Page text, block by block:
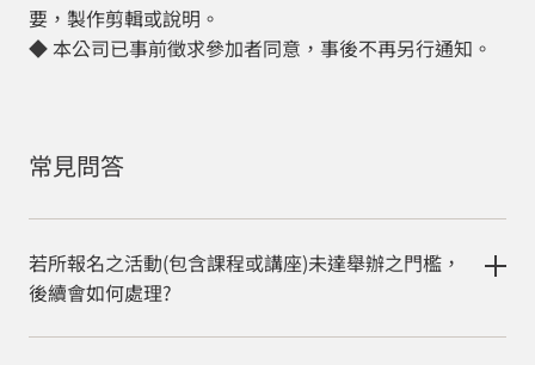
要，製作剪輯或說明。
◆ 本公司已事前徵求參加者同意，事後不再另行通知。
常見問答
若所報名之活動(包含課程或講座)未達舉辦之門檻，
後續會如何處理?